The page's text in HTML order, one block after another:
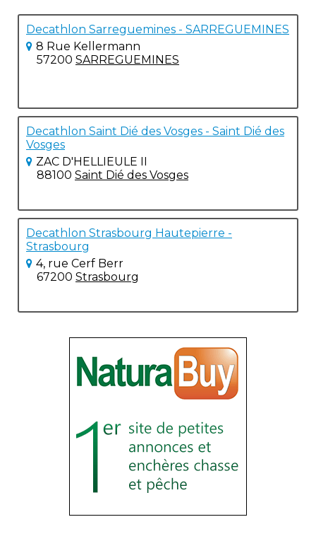
Decathlon Sarreguemines - SARREGUEMINES
8 Rue Kellermann
57200 SARREGUEMINES
Decathlon Saint Dié des Vosges - Saint Dié des
Vosges
ZAC D'HELLIEULE II
88100 Saint Dié des Vosges
Decathlon Strasbourg Hautepierre -
Strasbourg
4, rue Cerf Berr
67200 Strasbourg